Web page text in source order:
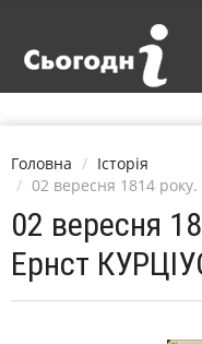
Головна
Історія
02 вересня 1814
02 вересня
Ернст